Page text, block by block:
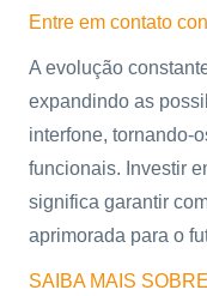
Entre em contato
A evolução
expandindo as
interfone, tornando-
funcionais. Investir
significa garantir
aprimorada para o
SAIBA MAIS